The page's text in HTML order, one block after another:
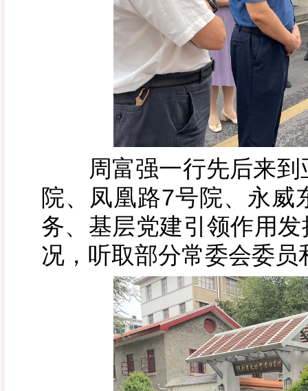
周富强一行先后来到
院、凤凰路7号院、永威
务、基层党建引领作用
况，听取部分常委会委